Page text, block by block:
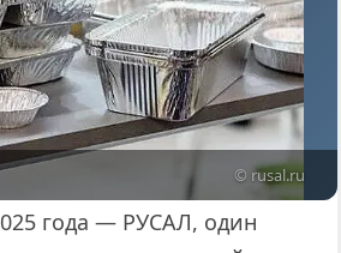
© rusal.ru
года — РУСАЛ, один